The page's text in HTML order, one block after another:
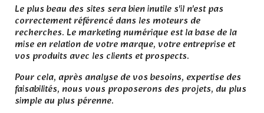
Le plus beau des sites sera bien inutile s'il n'est pas
correctement référencé dans les moteurs de
recherches. Le marketing numérique est la base de la
mise en relation de votre marque, votre entreprise et
vos produits avec les clients et prospects.
Pour cela, après analyse de vos besoins, expertise des
faisabilités, nous vous proposerons des projets, du plus
simple au plus pérenne.